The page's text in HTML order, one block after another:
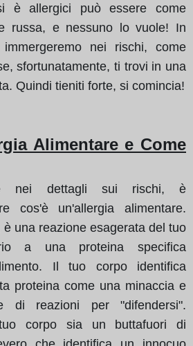
è allergici può essere come
russa, e nessuno lo vuole! In
nei rischi, come
sfortunatamente, ti trovi in una
Quindi tieniti forte, si comincia!
Alimentare e Come
nei dettagli sui rischi, è
cos'è un'allergia alimentare.
una reazione esagerata del tuo
a una proteina specifica
Il tuo corpo identifica
proteina come una minaccia e
di reazioni per "difendersi".
corpo sia un buttafuori di